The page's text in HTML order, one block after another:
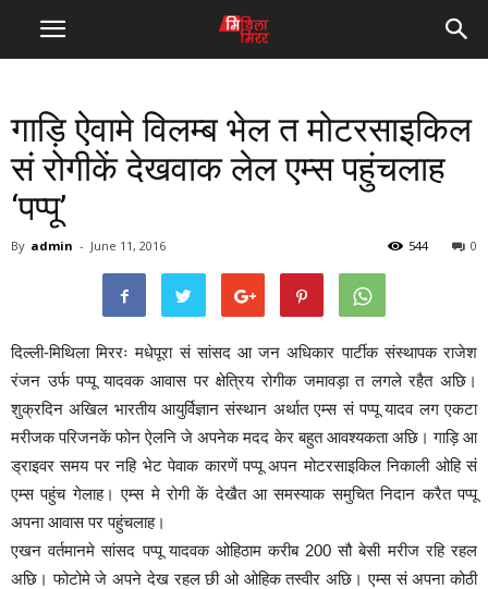
गाड़ि ऐवामे विलम्ब भेल त मोटरसाइकिल
सं रोगीकें देखवाक लेल एम्स पहुंचलाह
‘पप्पू’
By admin - June 11, 2016 0
544
दिल्ली-मिथिला मिररः मधेपूरा सं सांसद आ जन अधिकार पार्टीक संस्थापक राजेश
रंजन उर्फ पप्पू यादवक आवास पर क्षेत्रिय रोगीक जमावड़ा त लगले रहैत अछि।
शुक्रदिन अखिल भारतीय आयुर्विज्ञान संस्थान अर्थात एम्स सं पप्पू यादव लग एकटा
मरीजक परिजनकें फोन ऐलनि जे अपनेक मदद केर बहुत आवश्यकता अछि। गाड़ि आ
ड्राइवर समय पर नहि भेट पेवाक कारणें पप्पू अपन मोटरसाइकिल निकाली ओहि सं
एम्स पहुंच गेलाह। एम्स मे रोगी कें देखैत आ समस्याक समुचित निदान करैत पप्पू
अपना आवास पर पहुंचलाह।
एखन वर्तमानमे सांसद पप्पू यादवक ओहिठाम करीब 200 सौ बेसी मरीज रहि रहल
अछि। फोटोमे जे अपने देख रहल छी ओ ओहिक तस्वीर अछि। एम्स सं अपना कोठी